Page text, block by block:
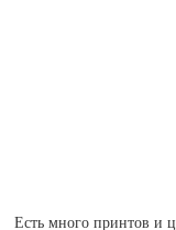
Есть много принтов и